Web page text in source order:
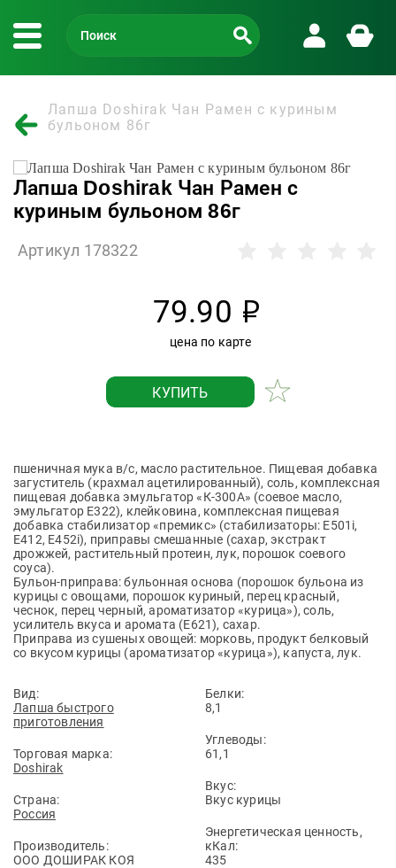
Лапша Doshirak Чан Рамен с куриным
бульоном 86г
Лапша Doshirak Чан Рамен с
куриным бульоном 86г
Артикул 178322
79.90 р
цена по карте
КУПИТЬ
пшеничная мука в/с, масло растительное. Пищевая добавка
загуститель (крахмал ацетилированный), соль, комплексная
пищевая добавка эмульгатор «К-300А» (соевое масло,
эмульгатор Е322), клейковина, комплексная пищевая
добавка стабилизатор «премикс» (стабилизаторы: Е501i,
Е412, Е452i), приправы смешанные (сахар, экстракт
дрожжей, растительный протеин, лук, порошок соевого
соуса).
Бульон-приправа: бульонная основа (порошок бульона из
курицы с овощами, порошок куриный, перец красный,
чеснок, перец черный, ароматизатор «курица»), соль,
усилитель вкуса и аромата (Е621), сахар.
Приправа из сушеных овощей: морковь, продукт белковый
со вкусом курицы (ароматизатор «курица»), капуста, лук.
Вид:
Лапша быстрого
приготовления
Торговая марка:
Doshirak
Страна:
Россия
Производитель:
ООО ДОШИРАК КОЯ
Белки:
8,1
Углеводы:
61,1
Вкус:
Вкус курицы
Энергетическая ценность,
кКал:
435